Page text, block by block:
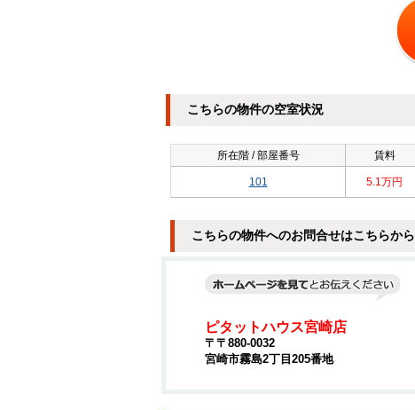
こちらの物件の空室状況
所在階 / 部屋番号 賃料
101 5.1万円
こちらの物件へのお問合せはこちらから
ピタットハウス宮崎店
〒〒880-0032
宮崎市霧島2丁目205番地